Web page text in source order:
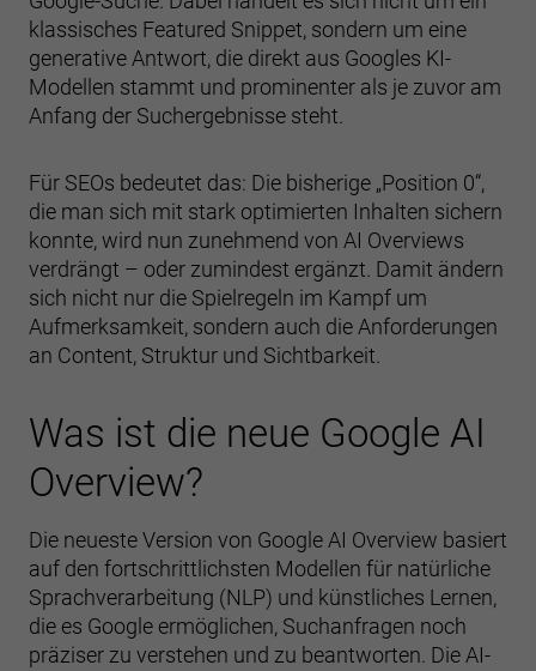
klassisches Featured Snippet, sondern um eine
generative Antwort, die direkt aus Googles KI-
Modellen stammt und prominenter als je zuvor am
Anfang der Suchergebnisse steht.
Für SEOs bedeutet das: Die bisherige „Position 0“,
die man sich mit stark optimierten Inhalten sichern
konnte, wird nun zunehmend von AI Overviews
verdrängt – oder zumindest ergänzt. Damit ändern
sich nicht nur die Spielregeln im Kampf um
Aufmerksamkeit, sondern auch die Anforderungen
an Content, Struktur und Sichtbarkeit.
Was ist die neue Google AI
Overview?
Die neueste Version von Google AI Overview basiert
auf den fortschrittlichsten Modellen für natürliche
Sprachverarbeitung (NLP) und künstliches Lernen,
die es Google ermöglichen, Suchanfragen noch
präziser zu verstehen und zu beantworten. Die AI-